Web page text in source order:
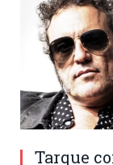
Tarque